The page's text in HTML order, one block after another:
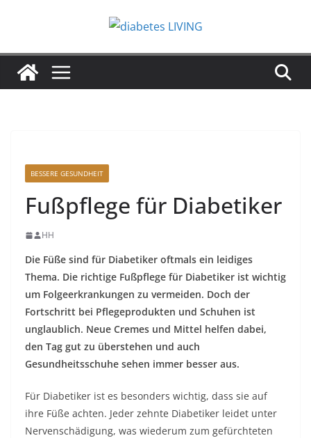
BESSERE GESUNDHEIT
Fußpflege für Diabetiker
HH
Die Füße sind für Diabetiker oftmals ein leidiges
Thema. Die richtige Fußpflege für Diabetiker ist wichtig
um Folgeerkrankungen zu vermeiden. Doch der
Fortschritt bei Pflegeprodukten und Schuhen ist
unglaublich. Neue Cremes und Mittel helfen dabei,
den Tag gut zu überstehen und auch
Gesundheitsschuhe sehen immer besser aus.
Für Diabetiker ist es besonders wichtig, dass sie auf
ihre Füße achten. Jeder zehnte Diabetiker leidet unter
Nervenschädigung, was wiederum zum gefürchteten